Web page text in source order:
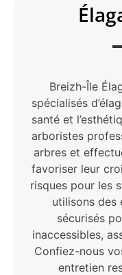
Breizh-Île
spécialisés
santé et
arboristes
arbres et
favoriser leur
risques pour les
utilisons des
sécurisés
inaccessibles,
Confiez-nous
entretien